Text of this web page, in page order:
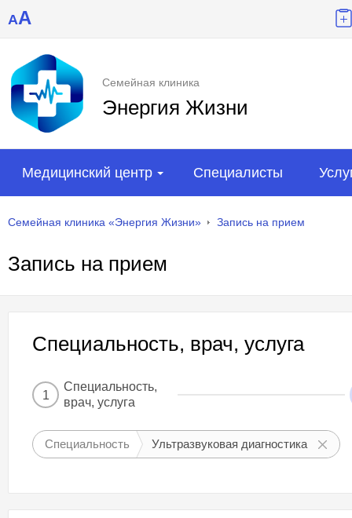
AA
Семейная клиника
Энергия Жизни
Медицинский центр Специалисты
Семейная клиника «Энергия Жизни» Запись на прием
Запись на прием
Специальность, врач, услуга
1
Специальность,
врач, услуга
Специальность Ультразвуковая диагностика